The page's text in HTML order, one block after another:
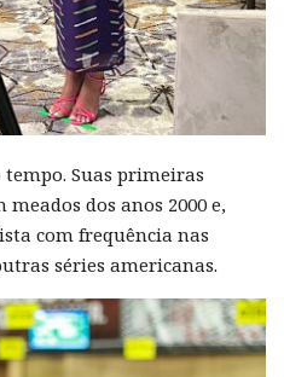
Suas primeiras
dos anos 2000 e,
com frequência nas
séries americanas.